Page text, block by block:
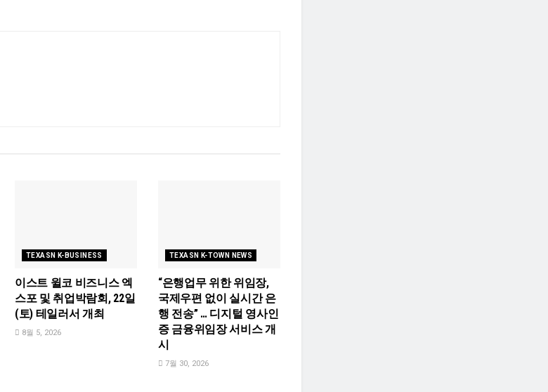
TEXASN K-BUSINESS
이스트 윌코 비즈니스 엑
스포 및 취업박람회, 22일
(토) 테일러서 개최
8월 5, 2026
TEXASN K-TOWN NEWS
“은행업무 위한 위임장,
국제우편 없이 실시간 은
행 전송” … 디지털 영사인
증 금융위임장 서비스 개
시
7월 30, 2026